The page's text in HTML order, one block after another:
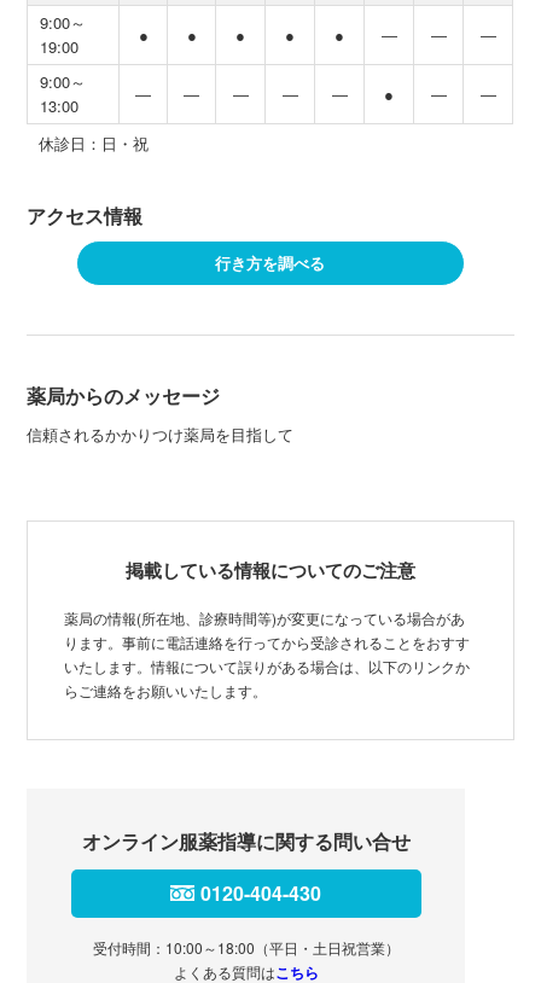
9:00～
19:00
● ● ● ● ● ― ― ―
9:00～
13:00
― ― ― ― ― ● ― ―
休診日：日・祝
アクセス情報
行き方を調べる
薬局からのメッセージ
信頼されるかかりつけ薬局を目指して
掲載している情報についてのご注意
薬局の情報(所在地、診療時間等)が変更になっている場合があ
ります。事前に電話連絡を行ってから受診されることをおすす
いたします。情報について誤りがある場合は、以下のリンクか
らご連絡をお願いいたします。
オンライン服薬指導に関する問い合せ
0120-404-430
受付時間：10:00～18:00（平日・土日祝営業）
よくある質問はこちら